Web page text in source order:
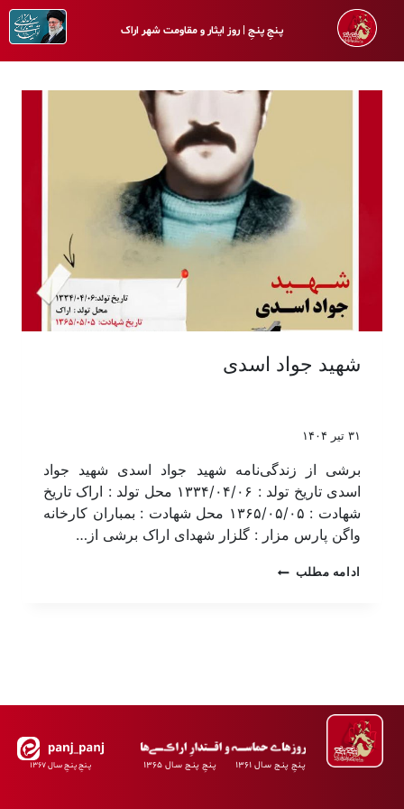
پـنجِ پنـجِ | روز ایثار و مقاومت شهر اراک
شهید جواد اسدی
۳۱ تیر ۱۴۰۴
برشی از زندگی‌نامه شهید جواد اسدی شهید جواد
اسدی تاریخ تولد : ۱۳۳۴/۰۴/۰۶ محل تولد : اراک تاریخ
شهادت : ۱۳۶۵/۰۵/۰۵ محل شهادت : بمباران کارخانه
واگن پارس مزار : گلزار شهدای اراک برشی از…
ادامه مطلب
پـنجِ پنـج سـال ۱۳۶۱ پـنجِ پنـج سـال ۱۳۶۵ پـنجِ پنـجِ سـال ۱۳۶۷